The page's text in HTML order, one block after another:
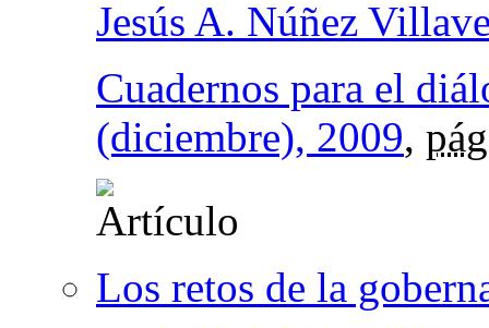
Jesús A. Núñez
Cuadernos para el
(diciembre), 2009,
Los retos de la